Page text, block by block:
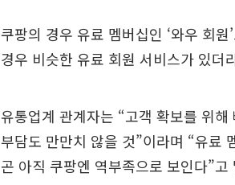
쿠팡의 경우 유료 멤버십인 ‘와우 회
경우 비슷한 유료 회원 서비스가 있더
유통업계 관계자는 “고객 확보를 위
부담도 만만치 않을 것”이라며 “유료
곤 아직 쿠팡엔 역부족으로 보인다”고